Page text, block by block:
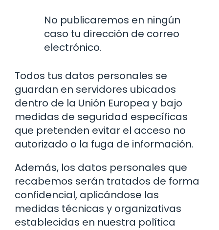
No publicaremos en ningún
caso tu dirección de correo
electrónico.
Todos tus datos personales se
guardan en servidores ubicados
dentro de la Unión Europea y bajo
medidas de seguridad específicas
que pretenden evitar el acceso no
autorizado o la fuga de información.
Además, los datos personales que
recabemos serán tratados de forma
confidencial, aplicándose las
medidas técnicas y organizativas
establecidas en nuestra política